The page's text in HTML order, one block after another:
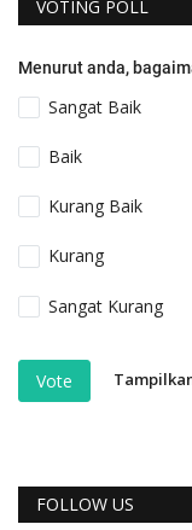
VOTING POLL
Menurut anda,
Sangat Baik
Baik
Kurang Baik
Kurang
Sangat Kurang
Vote
FOLLOW US